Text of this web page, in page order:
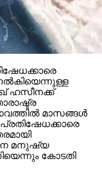
ഹസീനക്ക്
മാസങ്ങള്‍
മനുഷ്യ
കോടതി